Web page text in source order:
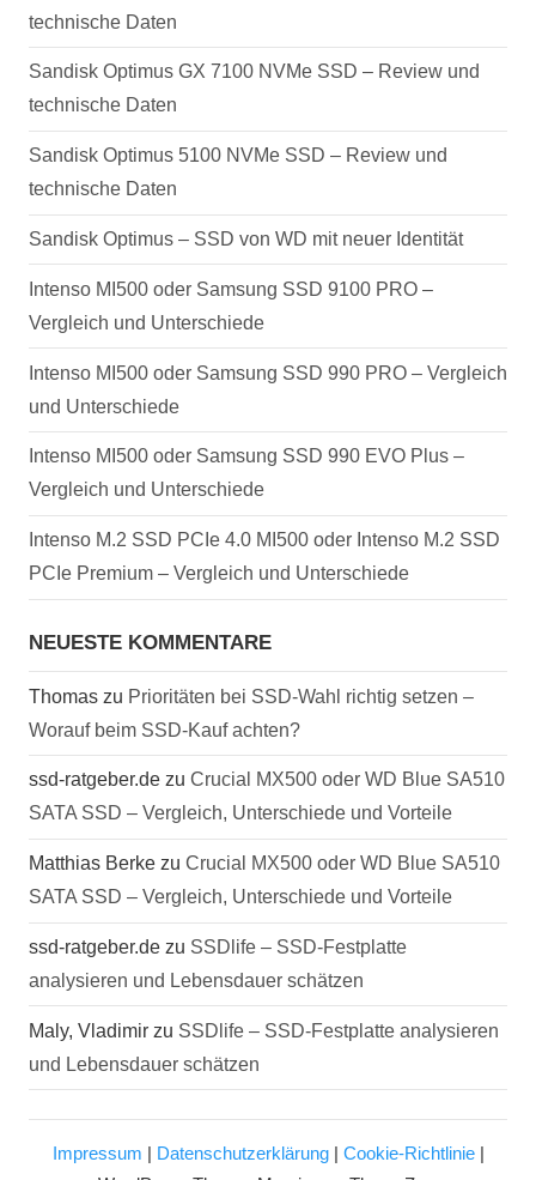
technische Daten
Sandisk Optimus GX 7100 NVMe SSD – Review und
technische Daten
Sandisk Optimus 5100 NVMe SSD – Review und
technische Daten
Sandisk Optimus – SSD von WD mit neuer Identität
Intenso MI500 oder Samsung SSD 9100 PRO –
Vergleich und Unterschiede
Intenso MI500 oder Samsung SSD 990 PRO – Vergleich
und Unterschiede
Intenso MI500 oder Samsung SSD 990 EVO Plus –
Vergleich und Unterschiede
Intenso M.2 SSD PCIe 4.0 MI500 oder Intenso M.2 SSD
PCIe Premium – Vergleich und Unterschiede
NEUESTE KOMMENTARE
Thomas zu Prioritäten bei SSD-Wahl richtig setzen –
Worauf beim SSD-Kauf achten?
ssd-ratgeber.de zu Crucial MX500 oder WD Blue SA510
SATA SSD – Vergleich, Unterschiede und Vorteile
Matthias Berke zu Crucial MX500 oder WD Blue SA510
SATA SSD – Vergleich, Unterschiede und Vorteile
ssd-ratgeber.de zu SSDlife – SSD-Festplatte
analysieren und Lebensdauer schätzen
Maly, Vladimir zu SSDlife – SSD-Festplatte analysieren
und Lebensdauer schätzen
Impressum | Datenschutzerklärung| Cookie-Richtlinie|